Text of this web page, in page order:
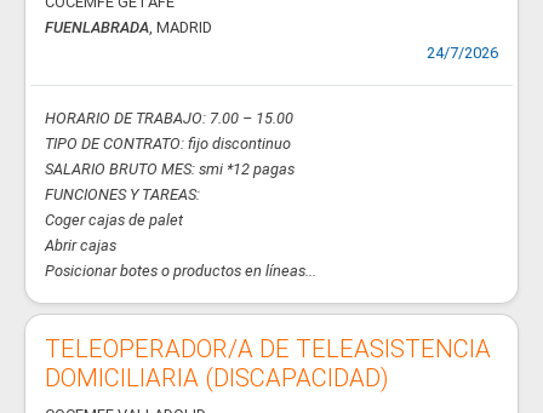
FUENLABRADA, MADRID
24/7/2026
HORARIO DE TRABAJO: 7.00 – 15.00
TIPO DE CONTRATO: fijo discontinuo
SALARIO BRUTO MES: smi *12 pagas
FUNCIONES Y TAREAS:
Coger cajas de palet
Abrir cajas
Posicionar botes o productos en líneas...
TELEOPERADOR/A DE TELEASISTENCIA
DOMICILIARIA (DISCAPACIDAD)